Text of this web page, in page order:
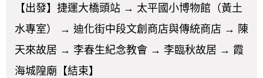
【出發】捷運大橋頭站 → 太平國小博物館（黃土
水專室） → 迪化街中段文創商店與傳統商店 → 陳
天來故居 → 李春生紀念教會 → 李臨秋故居 → 霞
海城隍廟【結束】